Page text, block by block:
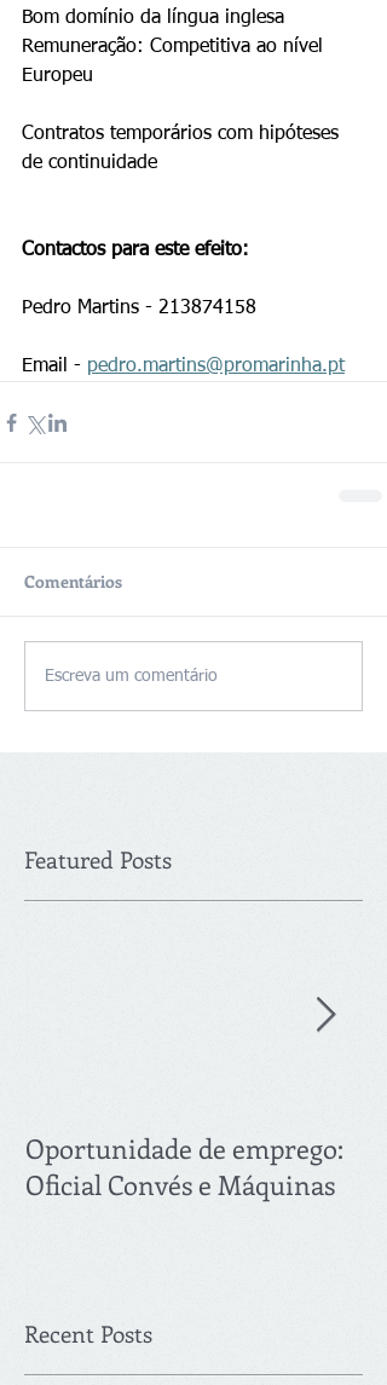
Bom domínio da língua inglesa
Remuneração: Competitiva ao nível
Europeu
Contratos temporários com hipóteses
de continuidade
Contactos para este efeito:
Pedro Martins - 213874158
Email - pedro.martins@promarinha.pt
Comentários
Escreva um comentário
Featured Posts
Oportunidade de emprego:
Oficial Convés e Máquinas
Recent Posts